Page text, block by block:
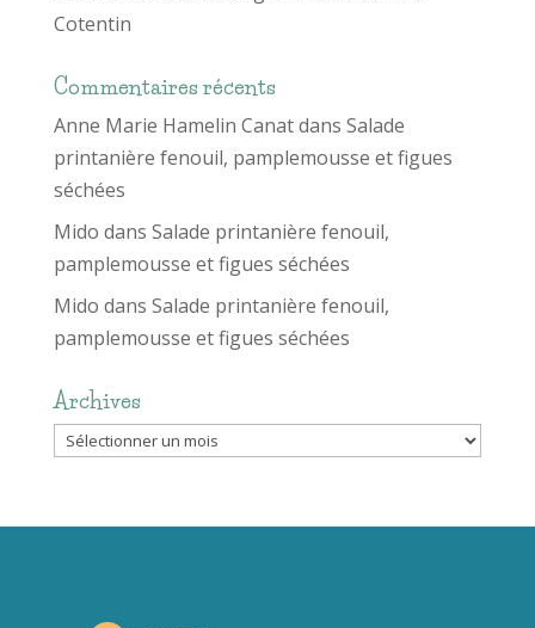
Cotentin
Commentaires récents
Anne Marie Hamelin Canatdans Salade
printanière fenouil, pamplemousse et figues
séchées
Mido dans Salade printanière fenouil,
pamplemousse et figues séchées
Mido dans Salade printanière fenouil,
pamplemousse et figues séchées
Archives
Archives